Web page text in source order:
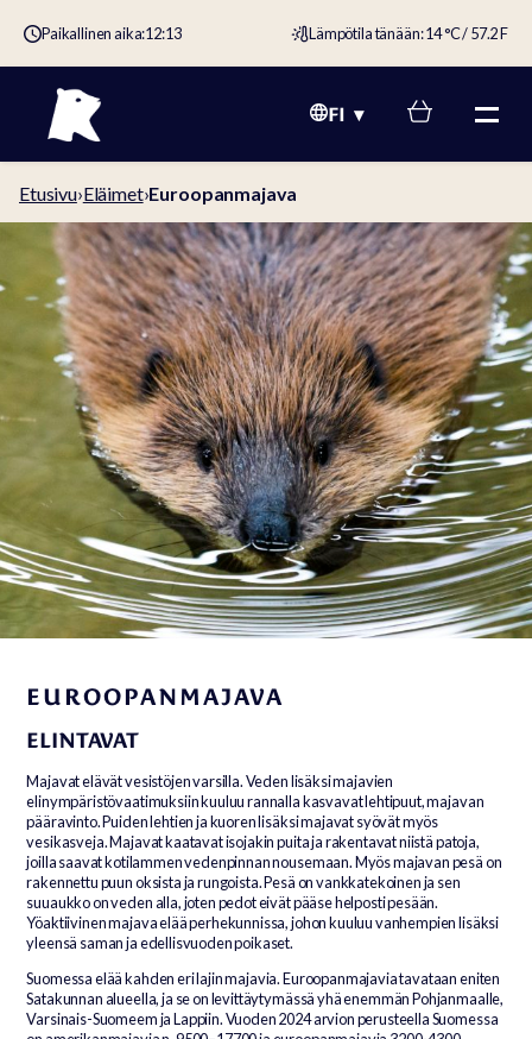
Paikallinen aika:12:13 Lämpötila tänään: 14 °C / 57.2 F
FI
Etusivu›Eläimet›Euroopanmajava
EUROOPANMAJAVA
ELINTAVAT
Majavat elävät vesistöjen varsilla. Veden lisäksi majavien
elinympäristövaatimuksiin kuuluu rannalla kasvavat lehtipuut, majavan
pääravinto. Puiden lehtien ja kuoren lisäksi majavat syövät myös
vesikasveja. Majavat kaatavat isojakin puita ja rakentavat niistä patoja,
joilla saavat kotilammen vedenpinnan nousemaan. Myös majavan pesä on
rakennettu puun oksista ja rungoista. Pesä on vankkatekoinen ja sen
suuaukko on veden alla, joten pedot eivät pääse helposti pesään.
Yöaktiivinen majava elää perhekunnissa, johon kuuluu vanhempien lisäksi
yleensä saman ja edellisvuoden poikaset.
Suomessa elää kahden eri lajin majavia. Euroopanmajavia tavataan eniten
Satakunnan alueella, ja se on levittäytymässä yhä enemmän Pohjanmaalle,
Varsinais-Suomeem ja Lappiin. Vuoden 2024 arvion perusteella Suomessa